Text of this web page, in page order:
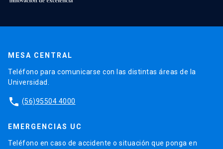
MESA CENTRAL
Teléfono para comunicarse con las distintas áreas de la
Universidad.
phone (56)95504 4000
EMERGENCIAS UC
Teléfono en caso de accidente o situación que ponga en